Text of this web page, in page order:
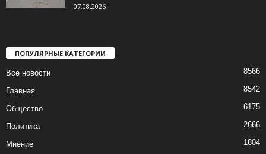
07.08.2026
ПОПУЛЯРНЫЕ КАТЕГОРИИ
Все новости 8566
Главная 8542
Общество 6175
Политика 2666
Мнение 1804